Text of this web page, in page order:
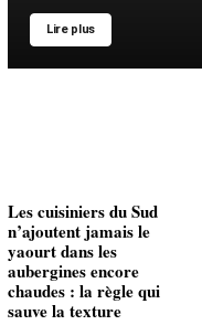
Lire plus
Les cuisiniers du Sud
n’ajoutent jamais le
yaourt dans les
aubergines encore
chaudes : la règle qui
sauve la texture